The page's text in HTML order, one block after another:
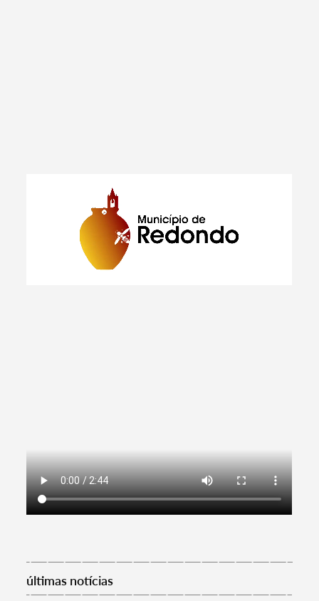
Categorias gerais
últimas notícias